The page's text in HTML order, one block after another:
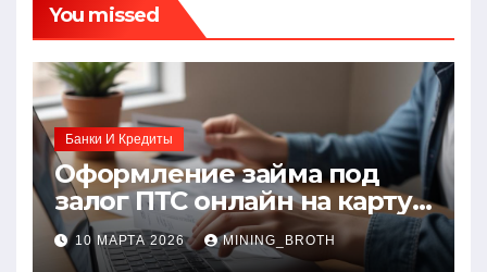
You missed
Банки И Кредиты
Оформление займа под
залог ПТС онлайн на карту
без визита в офис: порядок,
требования и документы
10 МАРТА 2026 MINING_BROTH